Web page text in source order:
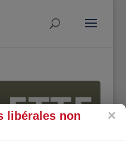
libérales non